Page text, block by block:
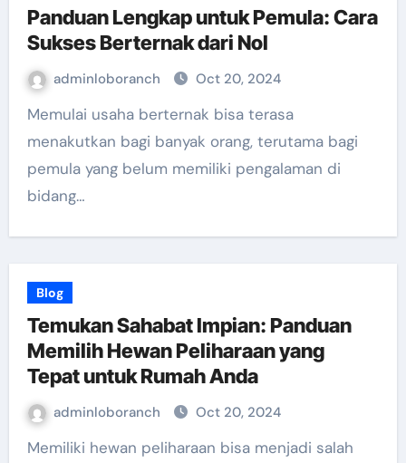
Panduan Lengkap untuk Pemula: Cara
Sukses Berternak dari Nol
adminloboranch Oct 20, 2024
Memulai usaha berternak bisa terasa
menakutkan bagi banyak orang, terutama bagi
pemula yang belum memiliki pengalaman di
bidang…
Blog
Temukan Sahabat Impian: Panduan
Memilih Hewan Peliharaan yang
Tepat untuk Rumah Anda
adminloboranch Oct 20, 2024
Memiliki hewan peliharaan bisa menjadi salah